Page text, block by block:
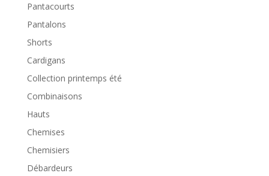
Pantacourts
Pantalons
Shorts
Cardigans
Collection printemps été
Combinaisons
Hauts
Chemises
Chemisiers
Débardeurs